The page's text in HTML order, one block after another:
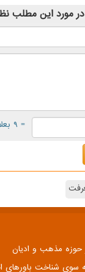
در مورد این مطلب
= ۹ بعلاوه ۴
حوزه مذهب و ادیان
سوی شناخت باورهای